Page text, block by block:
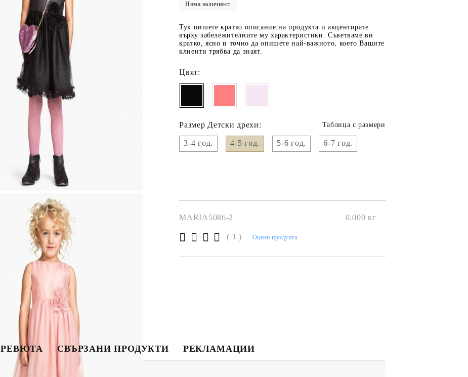
Чаршафи с ластик
Бебешки спални комплекти
Одеала
Бебешки одеала
Baby swaddle wraps
Калъфка от коприна
mydecorbg@gmail.com
Няма наличност
Тук пишете кратко описание на продукта и акцентирате
върху забележителните му характеристики. Съветваме ви
кратко, ясно и точно да опишете най-важното, което Вашите
клиенти трябва да знаят.
Цвят:
Размер Детски дрехи: Таблица с размери
3-4 год. 4-5 год. 5-6 год. 6-7 год.
MARIA5086-2 0.000 кг
( 1 ) Оцени продукта
РЕВЮТА СВЪРЗАНИ ПРОДУКТИ РЕКЛАМАЦИИ